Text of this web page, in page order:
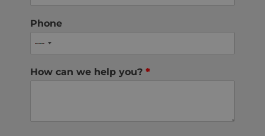
Phone
How can we help you? *